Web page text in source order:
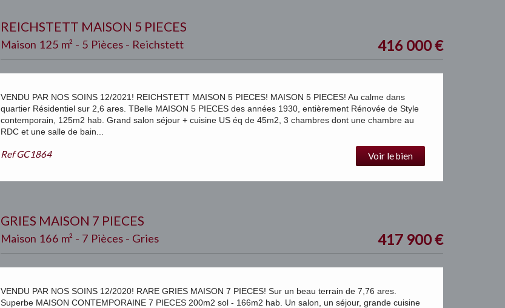
REICHSTETT MAISON 5 PIECES
Maison 125 m² - 5 Pièces - Reichstett 416 000€
VENDU PAR NOS SOINS 12/2021! REICHSTETT MAISON 5 PIECES! MAISON 5 PIECES! Au calme dans
quartier Résidentiel sur 2,6 ares. TBelle MAISON 5 PIECES des années 1930, entièrement Rénovée de Style
contemporain, 125m2 hab. Grand salon séjour + cuisine US éq de 45m2, 3 chambres dont une chambre au
RDC et une salle de bain...
RefGC1864 Voir le bien
GRIES MAISON 7 PIECES
Maison 166 m² - 7 Pièces - Gries 417 900€
VENDU PAR NOS SOINS 12/2020! RARE GRIES MAISON 7 PIECES! Sur un beau terrain de 7,76 ares.
Superbe MAISON CONTEMPORAINE 7 PIECES 200m2 sol - 166m2 hab. Un salon, un séjour, grande cuisine